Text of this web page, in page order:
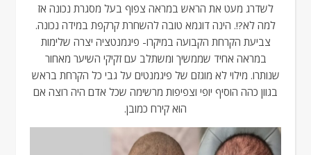
לשדרג מעט את הראש במראה צפוף בעל מסגרת נכונה אז
למה לא?!. הינה דוגמא טובה להשחרת קרקפת במידה נכונה.
צביעת הקרחת הקבועה במיקרו- פיגמנטציה יצרה שלימות
במראה אחיד שממשיך ומשתלב עם זקיקי השיער מאחור
שנותרו. מילוי לא מוגזם של פיגמנטים על גבי כל הקרחת בראש
בגוון כהה הוסיף יופי וצפיפות מרשימה שכל אדם היה רוצה אם
הוא קירח כמובן.